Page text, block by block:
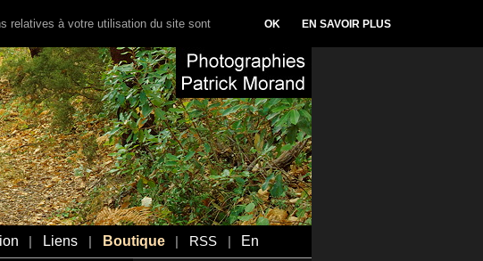
Liens Boutique RSS En
relatives à votre utilisation du site sont
OK EN SAVOIR PLUS